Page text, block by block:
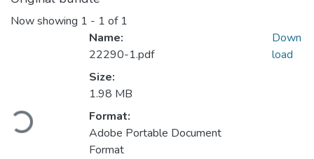
Now showing 1 - 1 of 1
Loading...
Name:
22290-1.pdf
Size:
1.98 MB
Format:
Adobe Portable Document
Format
Down
load